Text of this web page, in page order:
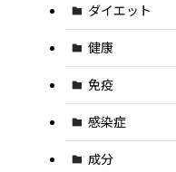
ダイエット
健康
免疫
感染症
成分